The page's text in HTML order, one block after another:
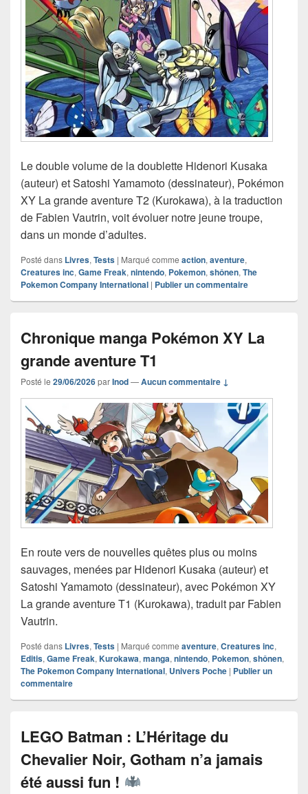
Le double volume de la doublette Hidenori Kusaka
(auteur) et Satoshi Yamamoto (dessinateur), Pokémon
XY La grande aventure T2 (Kurokawa), à la traduction
de Fabien Vautrin, voit évoluer notre jeune troupe,
dans un monde d’adultes.
Posté dans Livres, Tests | Marqué comme action, aventure,
Creatures inc, Game Freak, nintendo, Pokemon, shônen, The
Pokemon Company International | Publier un commentaire
Chronique manga Pokémon XY La
grande aventure T1
Posté le 29/06/2026parInod—Aucun commentaire ↓
En route vers de nouvelles quêtes plus ou moins
sauvages, menées par Hidenori Kusaka (auteur) et
Satoshi Yamamoto (dessinateur), avec Pokémon XY
La grande aventure T1 (Kurokawa), traduit par Fabien
Vautrin.
Posté dans Livres, Tests | Marqué comme aventure, Creatures inc,
Editis, Game Freak, Kurokawa, manga, nintendo, Pokemon, shônen,
The Pokemon Company International, Univers Poche | Publier un
commentaire
LEGO Batman : L’Héritage du
Chevalier Noir, Gotham n’a jamais
été aussi fun !